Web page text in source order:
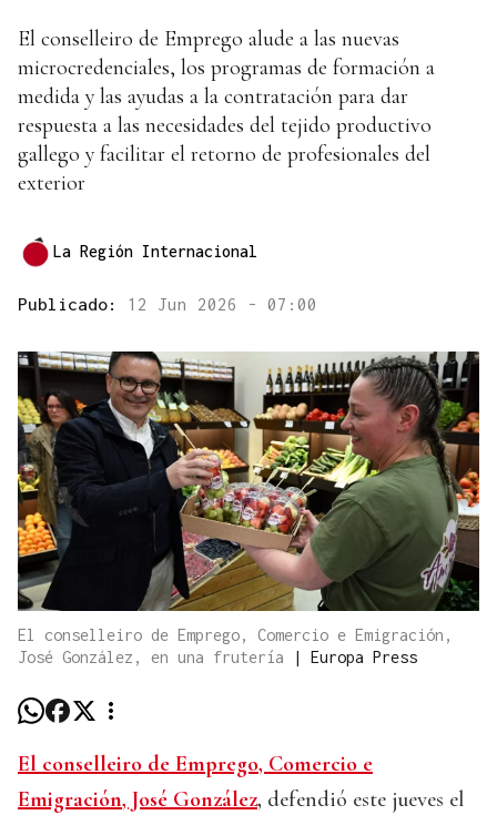
El conselleiro de Emprego alude a las nuevas
microcredenciales, los programas de formación a
medida y las ayudas a la contratación para dar
respuesta a las necesidades del tejido productivo
gallego y facilitar el retorno de profesionales del
exterior
La Región Internacional
Publicado: 12 Jun 2026 - 07:00
El conselleiro de Emprego, Comercio e Emigración,
José González, en una frutería
| Europa Press
El conselleiro de Emprego, Comercio e
Emigración, José González, defendió este jueves el